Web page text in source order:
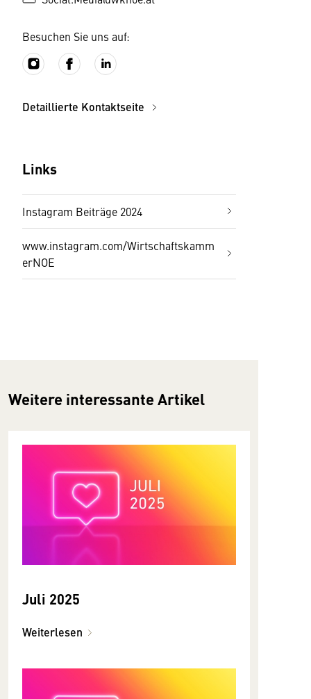
Besuchen Sie uns auf:
Detaillierte Kontaktseite
Links
Instagram Beiträge 2024
www.instagram.com/Wirtschaftskamm
erNOE
Weitere interessante Artikel
Juli 2025
Weiterlesen